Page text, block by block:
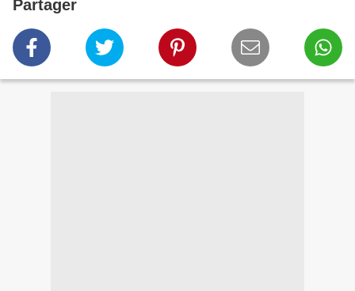
Partager